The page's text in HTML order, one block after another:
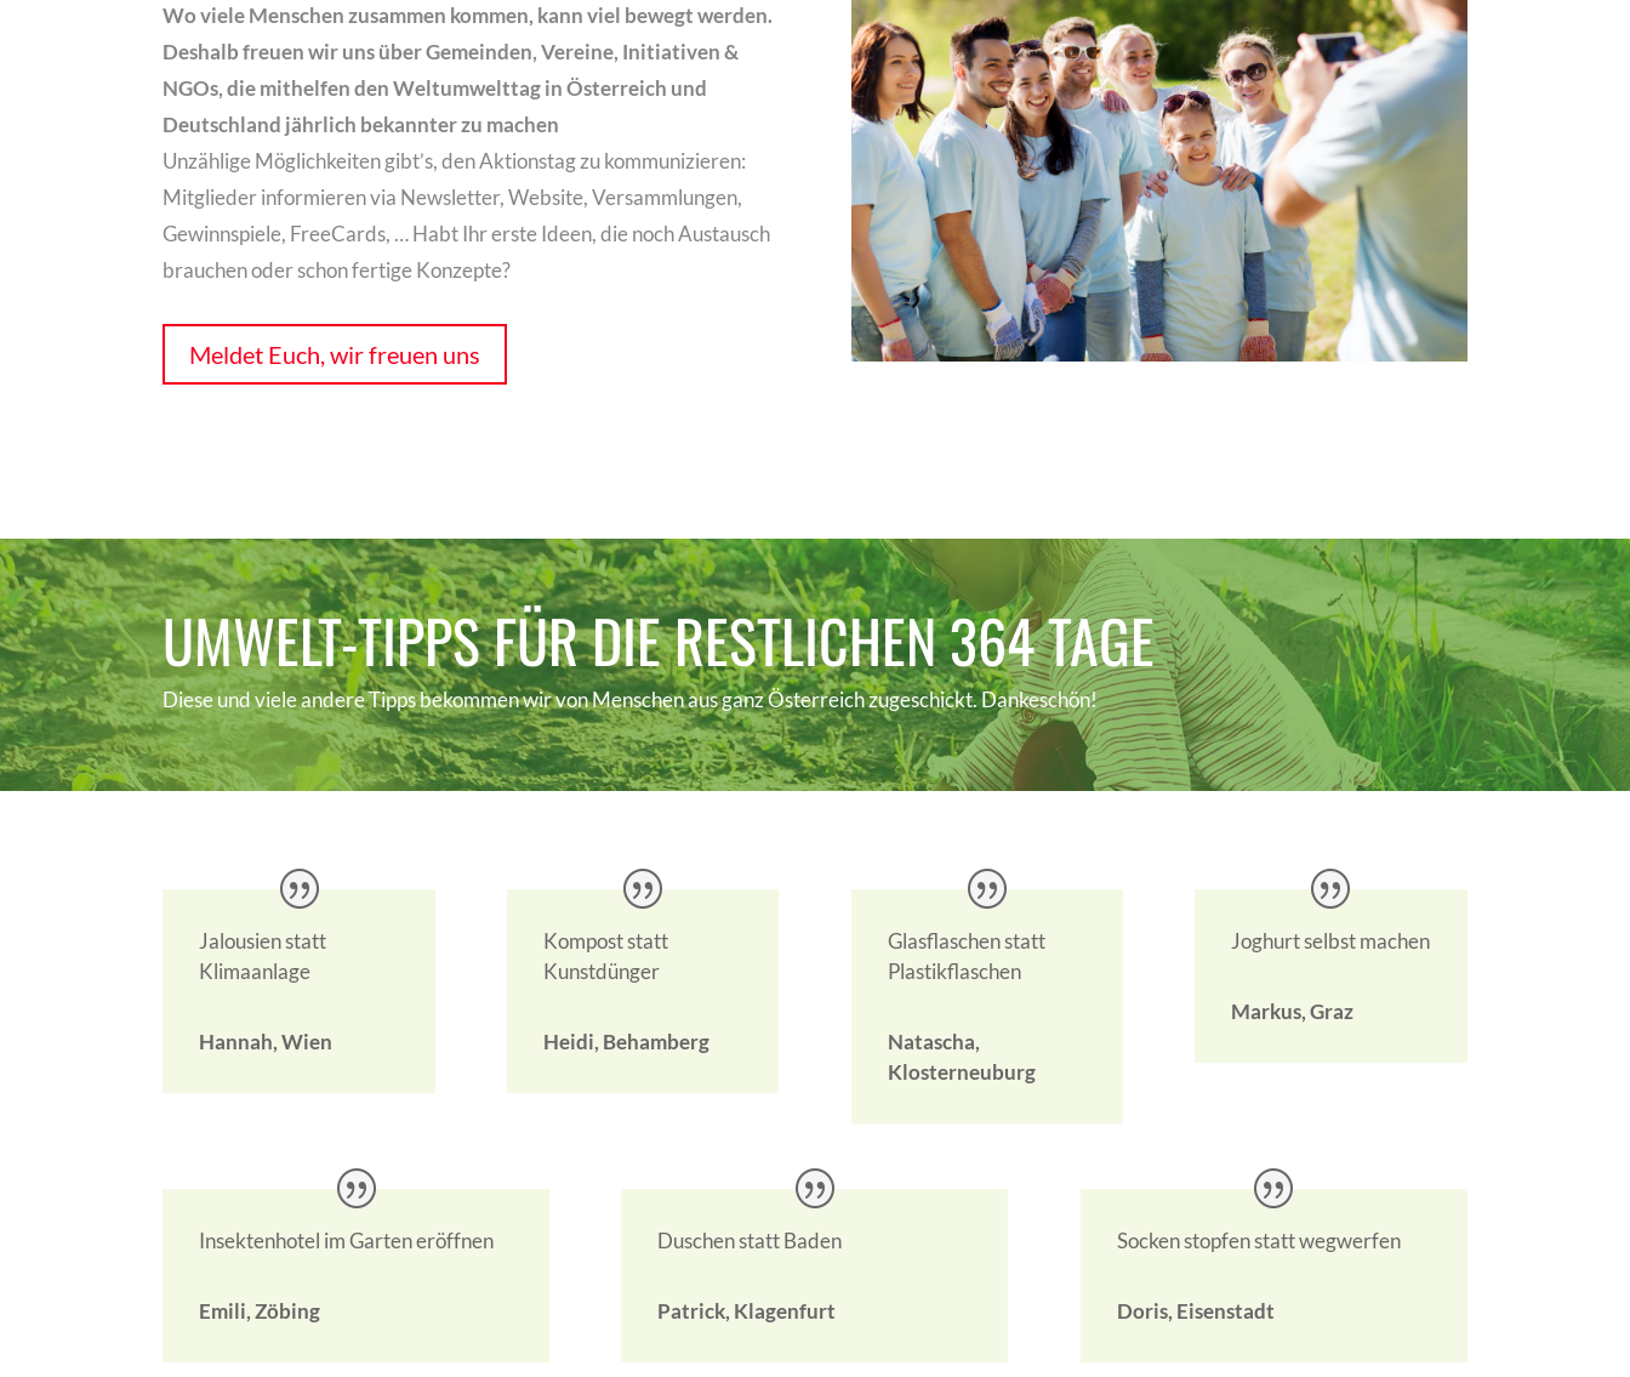
Wo viele Menschen zusammen kommen, kann viel bewegt werden.
Deshalb freuen wir uns über Gemeinden, Vereine, Initiativen &
NGOs, die mithelfen den Weltumwelttag in Österreich und
Deutschland jährlich bekannter zu machen
Unzählige Möglichkeiten gibt’s, den Aktionstag zu kommunizieren:
Mitglieder informieren via Newsletter, Website, Versammlungen,
Gewinnspiele, FreeCards, … Habt Ihr erste Ideen, die noch Austausch
brauchen oder schon fertige Konzepte?
Meldet Euch, wir freuen uns
UMWELT-TIPPS FÜR DIE RESTLICHEN 364 TAGE
Diese und viele andere Tipps bekommen wir von Menschen aus ganz Österreich zugeschickt. Dankeschön!
Jalousien statt
Klimaanlage
Hannah, Wien
Kompost statt
Kunstdünger
Heidi, Behamberg
Glasflaschen statt
Plastikflaschen
Natascha,
Klosterneuburg
Joghurt selbst machen
Markus, Graz
Insektenhotel im Garten eröffnen
Emili, Zöbing
Duschen statt Baden
Patrick, Klagenfurt
Socken stopfen statt wegwerfen
Doris, Eisenstadt